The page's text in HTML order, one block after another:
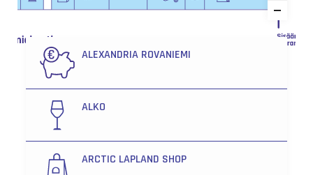
ALEXANDRIA ROVANIEMI
ALKO
ARCTIC LAPLAND SHOP